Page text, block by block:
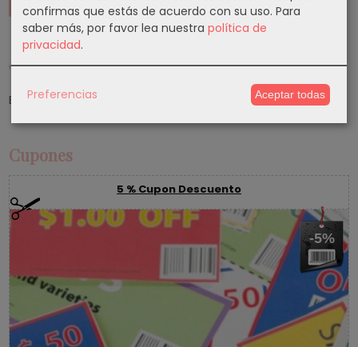
Tu Carrito (0)
El carrito de la compra está vacío
Cupones
5 % Cupon Descuento
-5%
confirmas que estás de acuerdo con su uso. Para
saber más, por favor lea nuestra política de
privacidad.
Preferencias Aceptar todas